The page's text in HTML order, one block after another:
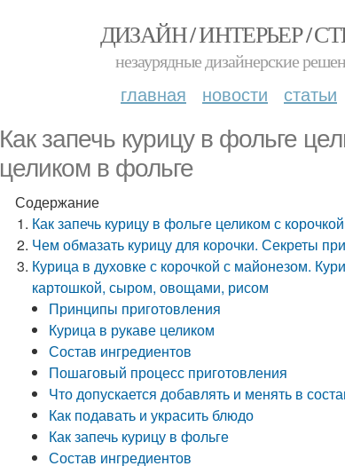
ДИЗАЙН / ИНТЕРЬЕР /
незаурядные дизайнерские
главная новости статьи
Как запечь курицу в фольге
целиком в фольге
Содержание
Как запечь курицу в фольге целиком с
Чем обмазать курицу для корочки. Секреты
Курица в духовке с корочкой с майонезом.
картошкой, сыром, овощами, рисом
Принципы приготовления
Курица в рукаве целиком
Состав ингредиентов
Пошаговый процесс приготовления
Что допускается добавлять и менять в
Как подавать и украсить блюдо
Как запечь курицу в фольге
Состав ингредиентов